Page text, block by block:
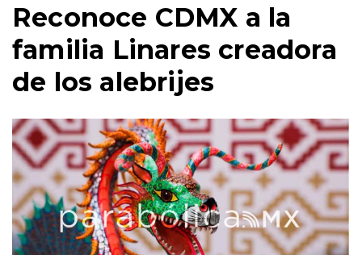
Reconoce CDMX a la
familia Linares creadora
de los alebrijes